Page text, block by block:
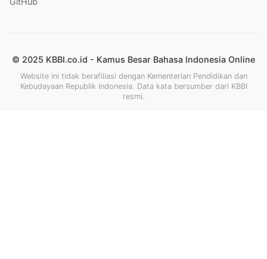
© 2025 KBBI.co.id - Kamus Besar Bahasa Indonesia Online
Website ini tidak berafiliasi dengan Kementerian Pendidikan dan
Kebudayaan Republik Indonesia. Data kata bersumber dari KBBI
resmi.